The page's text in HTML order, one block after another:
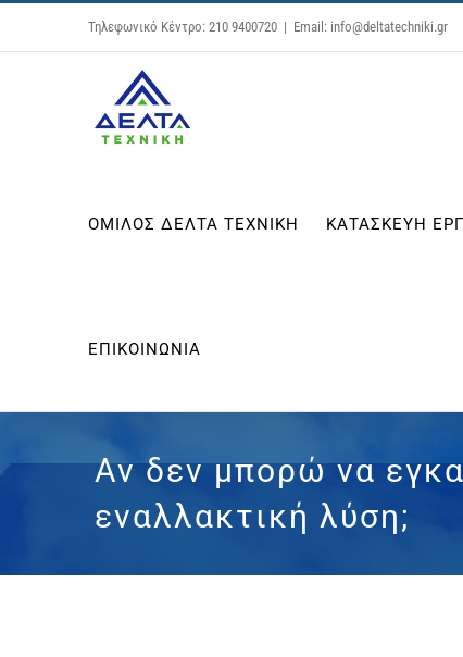
Τηλεφωνικό Κέντρο: 210 9400720 | Email: info@deltatechniki.gr
ΟΜΙΛΟΣ ΔΕΛΤΑ ΤΕΧΝΙΚΗ ΚΑΤΑΣΚΕΥΗ
ΕΠΙΚΟΙΝΩΝΙΑ
Αν δεν μπορώ να
εναλλακτική λύση;